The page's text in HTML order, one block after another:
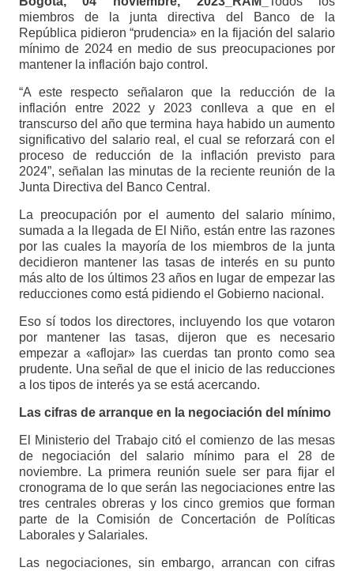
miembros de la junta directiva del Banco de la
República pidieron “prudencia» en la fijación del salario
mínimo de 2024 en medio de sus preocupaciones por
mantener la inflación bajo control.
“A este respecto señalaron que la reducción de la
inflación entre 2022 y 2023 conlleva a que en el
transcurso del año que termina haya habido un aumento
significativo del salario real, el cual se reforzará con el
proceso de reducción de la inflación previsto para
2024”, señalan las minutas de la reciente reunión de la
Junta Directiva del Banco Central.
La preocupación por el aumento del salario mínimo,
sumada a la llegada de El Niño, están entre las razones
por las cuales la mayoría de los miembros de la junta
decidieron mantener las tasas de interés en su punto
más alto de los últimos 23 años en lugar de empezar las
reducciones como está pidiendo el Gobierno nacional.
Eso sí todos los directores, incluyendo los que votaron
por mantener las tasas, dijeron que es necesario
empezar a «aflojar» las cuerdas tan pronto como sea
prudente. Una señal de que el inicio de las reducciones
a los tipos de interés ya se está acercando.
Las cifras de arranque en la negociación del mínimo
El Ministerio del Trabajo citó el comienzo de las mesas
de negociación del salario mínimo para el 28 de
noviembre. La primera reunión suele ser para fijar el
cronograma de lo que serán las negociaciones entre las
tres centrales obreras y los cinco gremios que forman
parte de la Comisión de Concertación de Políticas
Laborales y Salariales.
Las negociaciones, sin embargo, arrancan con cifras